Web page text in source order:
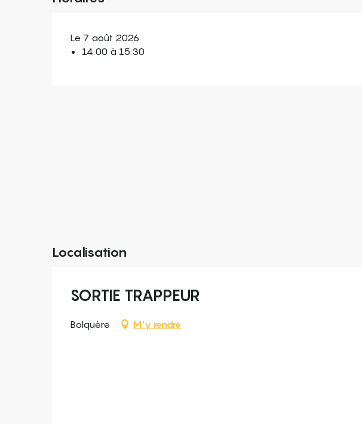
Le 7 août 2026
14:00 à 15:30
Localisation
SORTIE TRAPPEUR
Bolquère M'y rendre